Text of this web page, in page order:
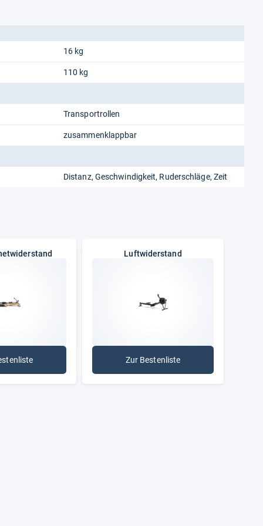
16 kg
110 kg
Transportrollen
zusammenklappbar
Distanz, Geschwindigkeit, Ruderschläge, Zeit
: Luft-/Magnetwiderstand
Luftwiderstand
Zur Bestenliste: Luftwiderstand